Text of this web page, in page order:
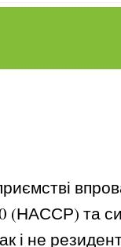
(НАССР) та
і не